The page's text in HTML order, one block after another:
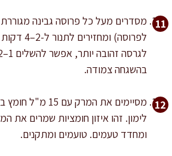
לפרוסה)
בהשגחה צמודה.
לימון. זהו איזון חומציות שמרים את
ומחדד טעמים. טועמים ומתקנים.